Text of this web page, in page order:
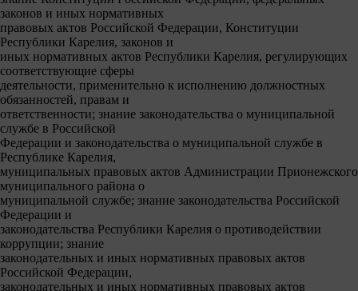
законов и иных нормативных
правовых актов Российской Федерации, Конституции
Республики Карелия, законов и
иных нормативных актов Республики Карелия, регулирующих
соответствующие сферы
деятельности, применительно к исполнению должностных
обязанностей, правам и
ответственности; знание законодательства о муниципальной
службе в Российской
Федерации и законодательства о муниципальной службе в
Республике Карелия,
муниципальных правовых актов Администрации Прионежского
муниципального района о
муниципальной службе; знание законодательства Российской
Федерации и
законодательства Республики Карелия о противодействии
коррупции; знание
законодательных и иных нормативных правовых актов
Российской Федерации,
законодательных и иных нормативных правовых актов